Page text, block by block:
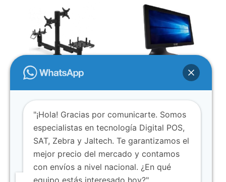
AUTOPAGOS
SAT S510 Soporte de Poste
Metálico / Altura 500mm
870.000
Añadir al carrito
SAT 1054FPH Monitor táctil
industrial 15″
$880.000
Añadir al carrito
"¡Hola! Gracias por comunicarte. Somos
especialistas en tecnología Digital POS,
SAT, Zebra y Jaltech. Te garantizamos el
mejor precio del mercado y contamos
con envíos a nivel nacional. ¿En qué
equipo estás interesado hoy?"